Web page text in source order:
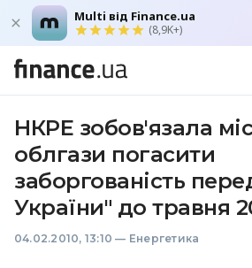
Multi від Finance.ua
(8,9K+)
НКРЕ зобов'язала
облгази погасити
заборгованість
України" до травня
04.02.2010, 13:10 — Енергетика